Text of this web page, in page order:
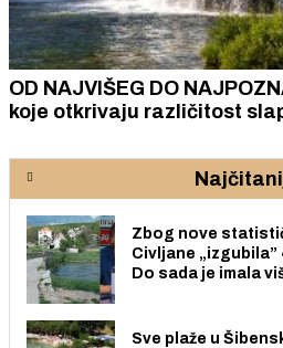
OD NAJVIŠEG DO
koje otkrivaju različitost
Zbog nove
Civljane
Do sada je imala
Sve plaže u